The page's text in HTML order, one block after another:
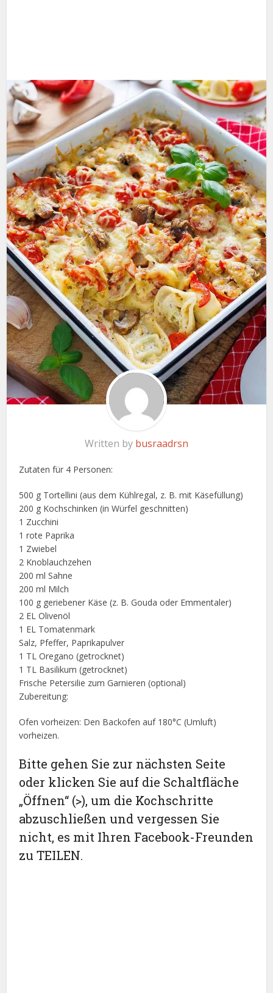
Written by busraadrsn
Zutaten für 4 Personen:
500 g Tortellini (aus dem Kühlregal, z. B. mit Käsefüllung)
200 g Kochschinken (in Würfel geschnitten)
1 Zucchini
1 rote Paprika
1 Zwiebel
2 Knoblauchzehen
200 ml Sahne
200 ml Milch
100 g geriebener Käse (z. B. Gouda oder Emmentaler)
2 EL Olivenöl
1 EL Tomatenmark
Salz, Pfeffer, Paprikapulver
1 TL Oregano (getrocknet)
1 TL Basilikum (getrocknet)
Frische Petersilie zum Garnieren (optional)
Zubereitung:
Ofen vorheizen: Den Backofen auf 180°C (Umluft)
vorheizen.
Bitte gehen Sie zur nächsten Seite
oder klicken Sie auf die Schaltfläche
„Öffnen“ (>), um die Kochschritte
abzuschließen und vergessen Sie
nicht, es mit Ihren Facebook-Freunden
zu TEILEN.